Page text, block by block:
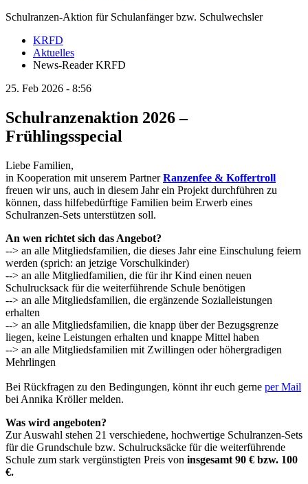
Schulranzen-Aktion für Schulanfänger bzw. Schulwechsler
KRFD
Aktuelles
News-Reader KRFD
25. Feb 2026 - 8:56
Schulranzenaktion 2026 –
Frühlingsspecial
Liebe Familien,
in Kooperation mit unserem PartnerRanzenfee & Koffertroll
freuen wir uns, auch in diesem Jahr ein Projekt durchführen zu
können, dass hilfebedürftige Familien beim Erwerb eines
Schulranzen-Sets unterstützen soll.
An wen richtet sich das Angebot?
--> an alle Mitgliedsfamilien, die dieses Jahr eine Einschulung feiern
werden (sprich: an jetzige Vorschulkinder)
--> an alle Mitgliedfamilien, die für ihr Kind einen neuen
Schulrucksack für die weiterführende Schule benötigen
--> an alle Mitgliedsfamilien, die ergänzende Sozialleistungen
erhalten
--> an alle Mitgliedsfamilien, die knapp über der Bezugsgrenze
liegen, keine Leistungen erhalten und knappe Mittel haben
--> an alle Mitgliedsfamilien mit Zwillingen oder höhergradigen
Mehrlingen
Bei Rückfragen zu den Bedingungen, könnt ihr euch gerne per Mail
bei Annika Kröller melden.
Was wird angeboten?
Zur Auswahl stehen 21 verschiedene, hochwertige Schulranzen-Sets
für die Grundschule bzw. Schulrucksäcke für die weiterführende
Schule zum stark vergünstigten Preis von insgesamt 90 € bzw. 100
€.